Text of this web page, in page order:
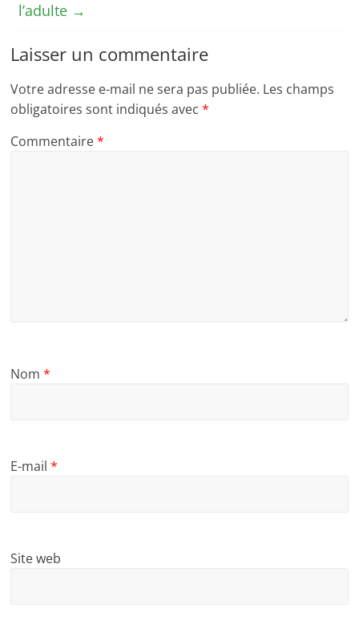
l’adulte →
Laisser un commentaire
Votre adresse e-mail ne sera pas publiée. Les champs
obligatoires sont indiqués avec*
Commentaire*
Nom*
E-mail*
Site web